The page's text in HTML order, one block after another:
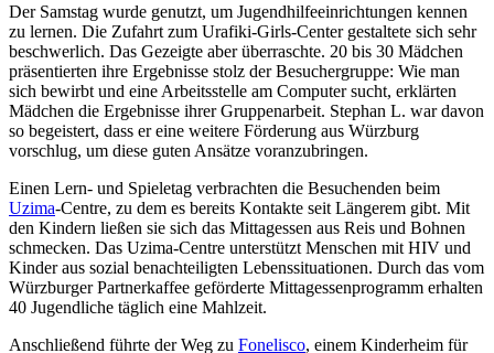
Der Samstag wurde genutzt, um Jugendhilfeeinrichtungen kennen
zu lernen. Die Zufahrt zum Urafiki-Girls-Center gestaltete sich sehr
beschwerlich. Das Gezeigte aber überraschte. 20 bis 30 Mädchen
präsentierten ihre Ergebnisse stolz der Besuchergruppe: Wie man
sich bewirbt und eine Arbeitsstelle am Computer sucht, erklärten
Mädchen die Ergebnisse ihrer Gruppenarbeit. Stephan L. war davon
so begeistert, dass er eine weitere Förderung aus Würzburg
vorschlug, um diese guten Ansätze voranzubringen.
Einen Lern- und Spieletag verbrachten die Besuchenden beim
Uzima-Centre, zu dem es bereits Kontakte seit Längerem gibt. Mit
den Kindern ließen sie sich das Mittagessen aus Reis und Bohnen
schmecken. Das Uzima-Centre unterstützt Menschen mit HIV und
Kinder aus sozial benachteiligten Lebenssituationen. Durch das vom
Würzburger Partnerkaffee geförderte Mittagessenprogramm erhalten
40 Jugendliche täglich eine Mahlzeit.
Anschließend führte der Weg zu Fonelisco, einem Kinderheim für